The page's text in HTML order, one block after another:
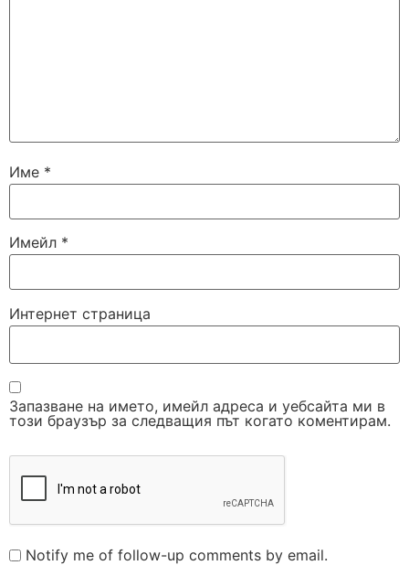
Име *
Имейл *
Интернет страница
Запазване на името, имейл адреса и уебсайта ми в
този браузър за следващия път когато коментирам.
Notify me of follow-up comments by email.